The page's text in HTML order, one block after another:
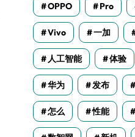
OPPO Pro
Vivo 一加
人工智能 体验
华为 发布
怎么 性能